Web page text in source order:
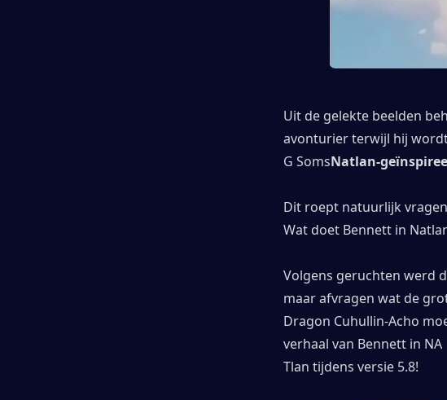
Uit de gelekte beelden
avonturier terwijl hij
G SomsNatlan-
Dit roept natuurlijk
Wat doet Bennett in
Volgens geruchten werd
maar afvragen wat de
Dragon Cuhullin-Acho
verhaal van Bennett in NA
Tlan tijdens versie 5.8!